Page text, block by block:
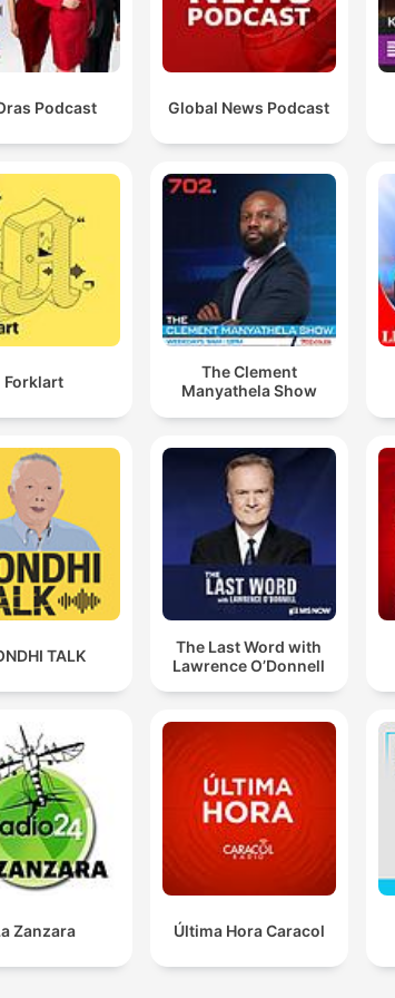
Podcast Global News Podcast
Forklart
The Clement
Manyathela Show
TALK
The Last Word with
Lawrence O’Donnell
Zanzara Última Hora Caracol